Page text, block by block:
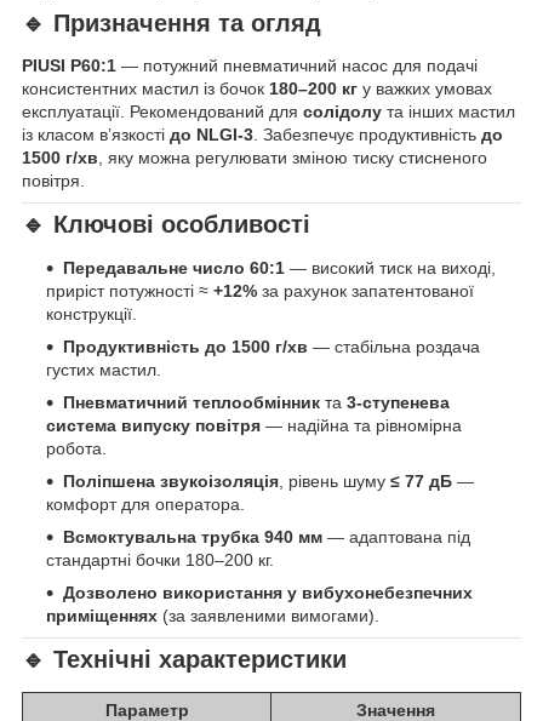
🔹 Призначення та огляд
PIUSI P60:1 — потужний пневматичний насос для подачі
консистентних мастил із бочок 180–200 кг у важких умовах
експлуатації. Рекомендований для солідолу та інших мастил
із класом в’язкості до NLGI-3. Забезпечує продуктивність до
1500 г/хв, яку можна регулювати зміною тиску стисненого
повітря.
🔹 Ключові особливості
Передавальне число 60:1 — високий тиск на виході,
приріст потужності ≈ +12% за рахунок запатентованої
конструкції.
Продуктивність до 1500 г/хв — стабільна роздача
густих мастил.
Пневматичний теплообмінник та 3-ступенева
система випуску повітря — надійна та рівномірна
робота.
Поліпшена звукоізоляція , рівень шуму ≤ 77 дБ —
комфорт для оператора.
Всмоктувальна трубка 940 мм — адаптована під
стандартні бочки 180–200 кг.
Дозволено використання у вибухонебезпечних
приміщеннях (за заявленими вимогами).
🔹 Технічні характеристики
Параметр
Значення